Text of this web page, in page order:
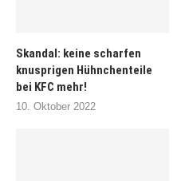
Skandal: keine scharfen
knusprigen Hühnchenteile
bei KFC mehr!
10. Oktober 2022